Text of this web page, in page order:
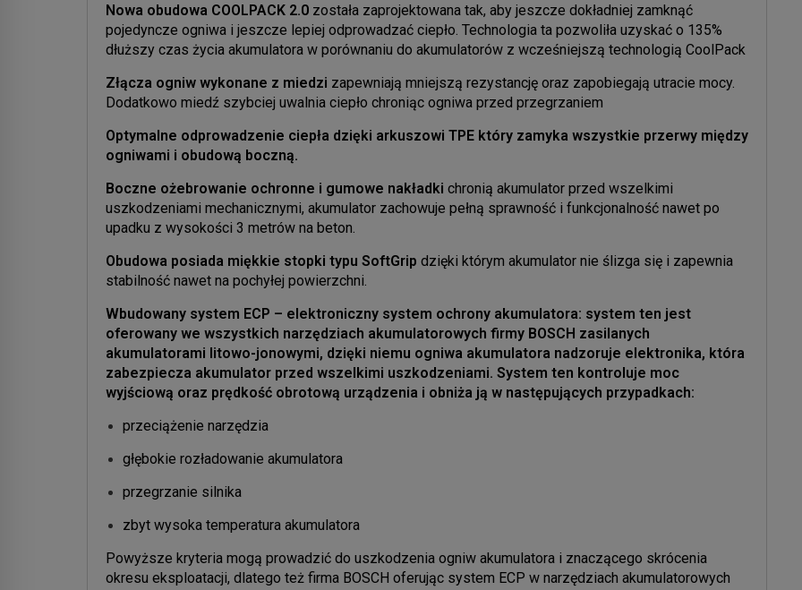
Nowa obudowa COOLPACK 2.0 została zaprojektowana tak, aby jeszcze dokładniej zamknąć
pojedyncze ogniwa i jeszcze lepiej odprowadzać ciepło. Technologia ta pozwoliła uzyskać o 135%
dłuższy czas życia akumulatora w porównaniu do akumulatorów z wcześniejszą technologią CoolPack
Złącza ogniw wykonane z miedzi zapewniają mniejszą rezystancję oraz zapobiegają utracie mocy.
Dodatkowo miedź szybciej uwalnia ciepło chroniąc ogniwa przed przegrzaniem
Optymalne odprowadzenie ciepła dzięki arkuszowi TPE który zamyka wszystkie przerwy między
ogniwami i obudową boczną.
Boczne ożebrowanie ochronne i gumowe nakładki chronią akumulator przed wszelkimi
uszkodzeniami mechanicznymi, akumulator zachowuje pełną sprawność i funkcjonalność nawet po
upadku z wysokości 3 metrów na beton.
Obudowa posiada miękkie stopki typu SoftGrip dzięki którym akumulator nie ślizga się i zapewnia
stabilność nawet na pochyłej powierzchni.
Wbudowany system ECP – elektroniczny system ochrony akumulatora: system ten jest
oferowany we wszystkich narzędziach akumulatorowych firmy BOSCH zasilanych
akumulatorami litowo-jonowymi, dzięki niemu ogniwa akumulatora nadzoruje elektronika, która
zabezpiecza akumulator przed wszelkimi uszkodzeniami. System ten kontroluje moc
wyjściową oraz prędkość obrotową urządzenia i obniża ją w następujących przypadkach:
przeciążenie narzędzia
głębokie rozładowanie akumulatora
przegrzanie silnika
zbyt wysoka temperatura akumulatora
Powyższe kryteria mogą prowadzić do uszkodzenia ogniw akumulatora i znaczącego skrócenia
okresu eksploatacji, dlatego też firma BOSCH oferując system ECP w narzędziach akumulatorowych